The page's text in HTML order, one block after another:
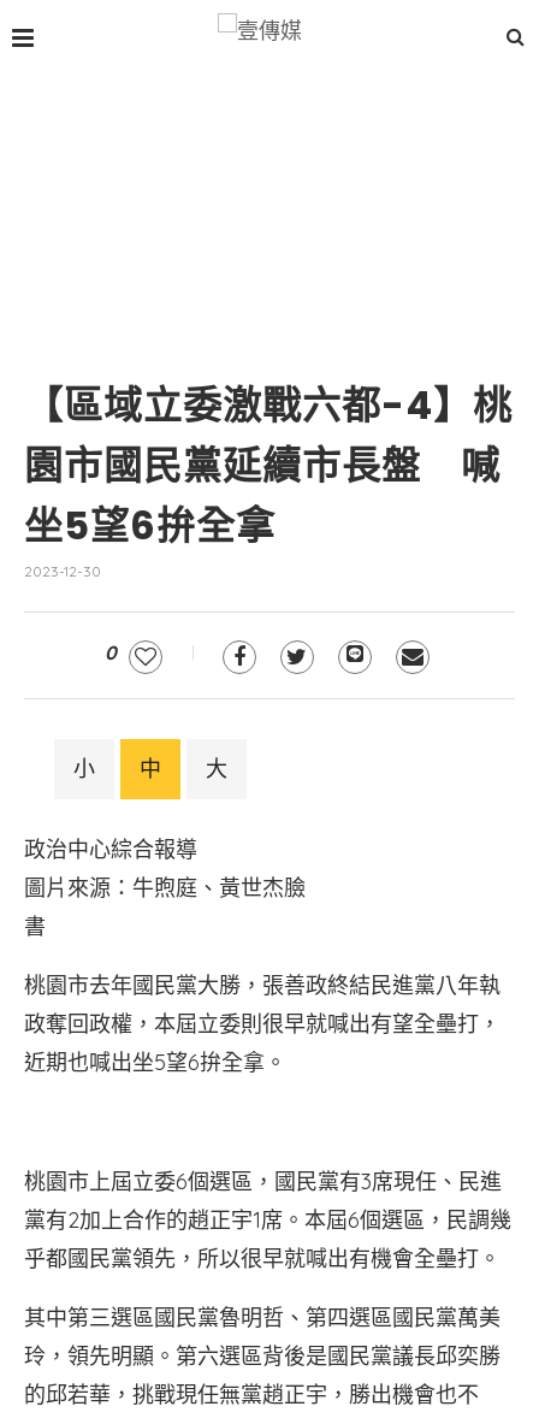
【區域立委激戰六都-4】桃
園市國民黨延續市長盤 喊
坐5望6拚全拿
2023-12-30
0
小 中 大
政治中心綜合報導
圖片來源：牛煦庭、黃世杰臉
書
桃園市去年國民黨大勝，張善政終結民進黨八年執
政奪回政權，本屆立委則很早就喊出有望全壘打，
近期也喊出坐5望6拚全拿。
桃園市上屆立委6個選區，國民黨有3席現任、民進
黨有2加上合作的趙正宇1席。本屆6個選區，民調幾
乎都國民黨領先，所以很早就喊出有機會全壘打。
其中第三選區國民黨魯明哲、第四選區國民黨萬美
玲，領先明顯。第六選區背後是國民黨議長邱奕勝
的邱若華，挑戰現任無黨趙正宇，勝出機會也不